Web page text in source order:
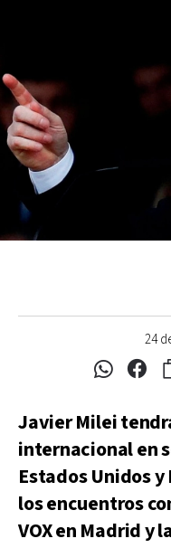
24
Javier Milei
internacional en
Estados Unidos
los encuentros
VOX en Madrid y